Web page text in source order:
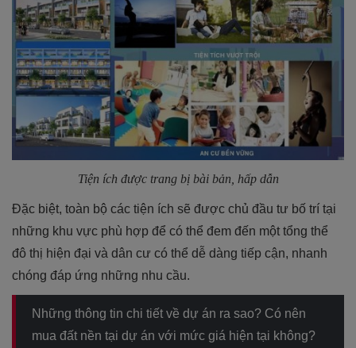
Tiện ích được trang bị bài bản, hấp dẫn
Đặc biệt, toàn bộ các tiện ích sẽ được chủ đầu tư bố trí tại
những khu vực phù hợp để có thể đem đến một tổng thể
đô thị hiện đại và dân cư có thể dễ dàng tiếp cận, nhanh
chóng đáp ứng những nhu cầu.
Những thông tin chi tiết về dự án ra sao? Có nên
mua đất nền tại dự án với mức giá hiện tại không?